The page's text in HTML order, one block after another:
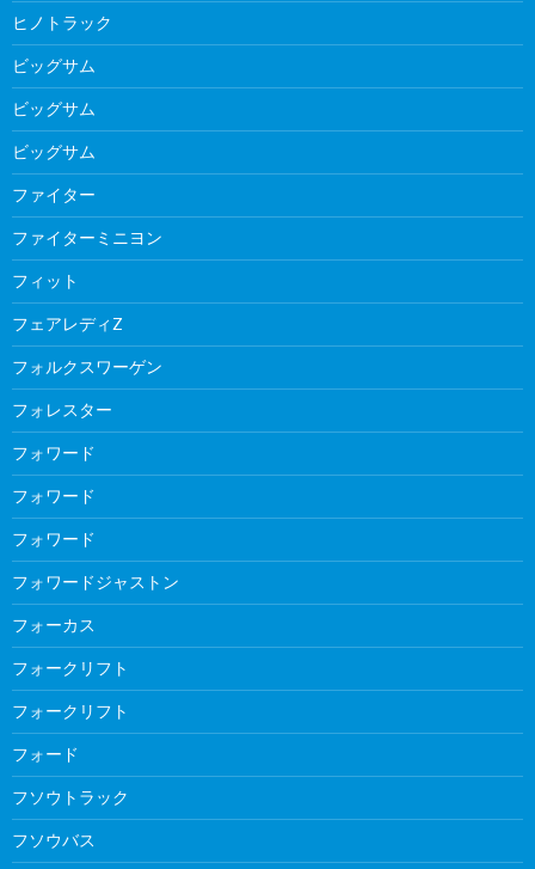
ヒノトラック
ビッグサム
ビッグサム
ビッグサム
ファイター
ファイターミニヨン
フィット
フェアレディZ
フォルクスワーゲン
フォレスター
フォワード
フォワード
フォワード
フォワードジャストン
フォーカス
フォークリフト
フォークリフト
フォード
フソウトラック
フソウバス